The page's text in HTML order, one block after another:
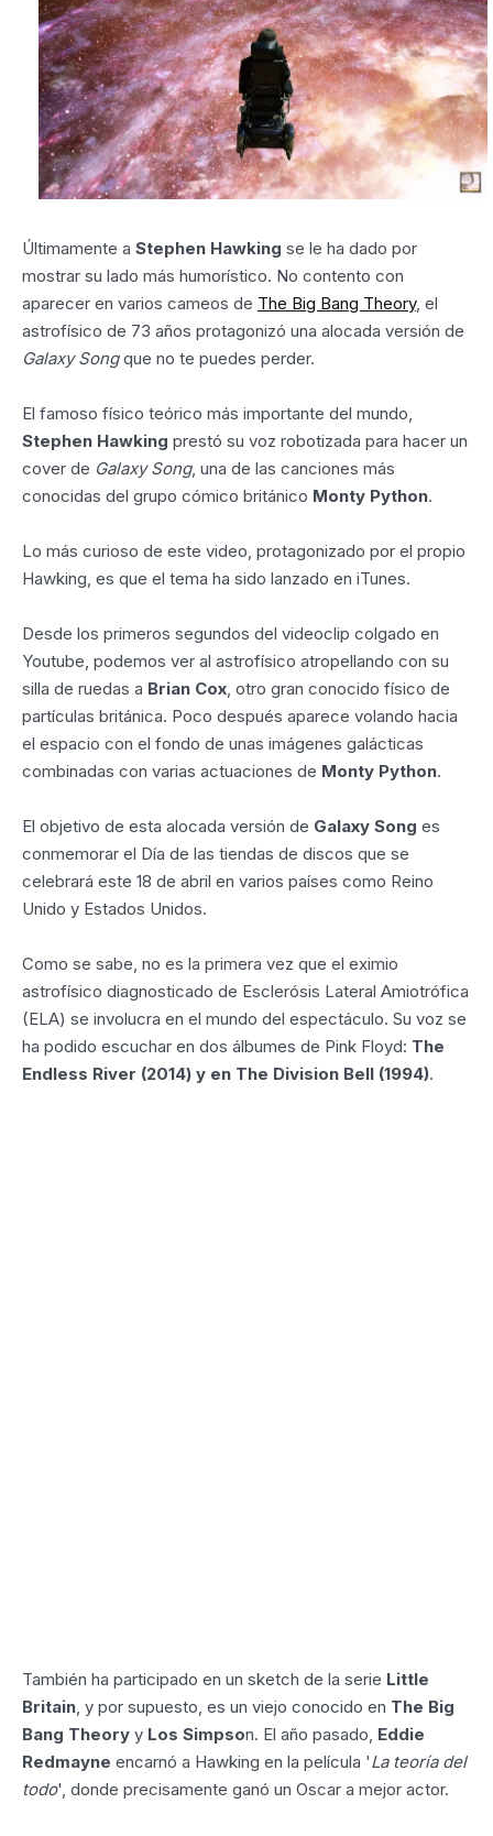
Últimamente a Stephen Hawking se le ha dado por
mostrar su lado más humorístico. No contento con
aparecer en varios cameos de The Big Bang Theory, el
astrofísico de 73 años protagonizó una alocada versión de
Galaxy Songque no te puedes perder.
El famoso físico teórico más importante del mundo,
Stephen Hawking prestó su voz robotizada para hacer un
cover de Galaxy Song, una de las canciones más
conocidas del grupo cómico británico Monty Python.
Lo más curioso de este video, protagonizado por el propio
Hawking, es que el tema ha sido lanzado en iTunes.
Desde los primeros segundos del videoclip colgado en
Youtube, podemos ver al astrofísico atropellando con su
silla de ruedas a Brian Cox, otro gran conocido físico de
partículas británica. Poco después aparece volando hacia
el espacio con el fondo de unas imágenes galácticas
combinadas con varias actuaciones de Monty Python.
El objetivo de esta alocada versión de Galaxy Song es
conmemorar el Día de las tiendas de discos que se
celebrará este 18 de abril en varios países como Reino
Unido y Estados Unidos.
Como se sabe, no es la primera vez que el eximio
astrofísico diagnosticado de Esclerósis Lateral Amiotrófica
(ELA) se involucra en el mundo del espectáculo. Su voz se
ha podido escuchar en dos álbumes de Pink Floyd: The
Endless River (2014) y en The Division Bell (1994).
También ha participado en un sketch de la serie Little
Britain, y por supuesto, es un viejo conocido en The Big
Bang Theory y Los Simpson. El año pasado, Eddie
Redmayne encarnó a Hawking en la película 'La teoría del
todo', donde precisamente ganó un Oscar a mejor actor.